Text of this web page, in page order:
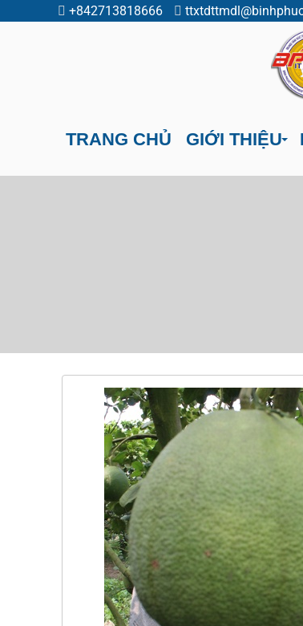
+842713818666
TRANG CHỦ GIỚI THIỆU